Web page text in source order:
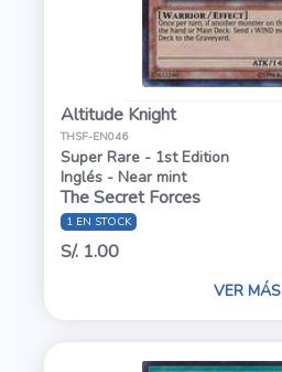
Altitude Knight
THSF-EN046
Super Rare - 1st Edition
Inglés - Near mint
The Secret Forces
1 EN STOCK
S/. 1.00
VER MÁS